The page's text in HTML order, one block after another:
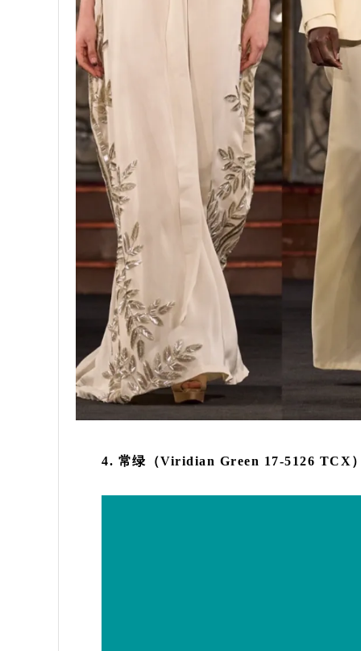
4. 常绿（Viridian Green 17-5126 TCX